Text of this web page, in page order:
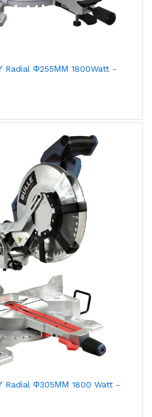
Φ255ΜΜ 1800Watt -
Φ305ΜΜ 1800 Watt -